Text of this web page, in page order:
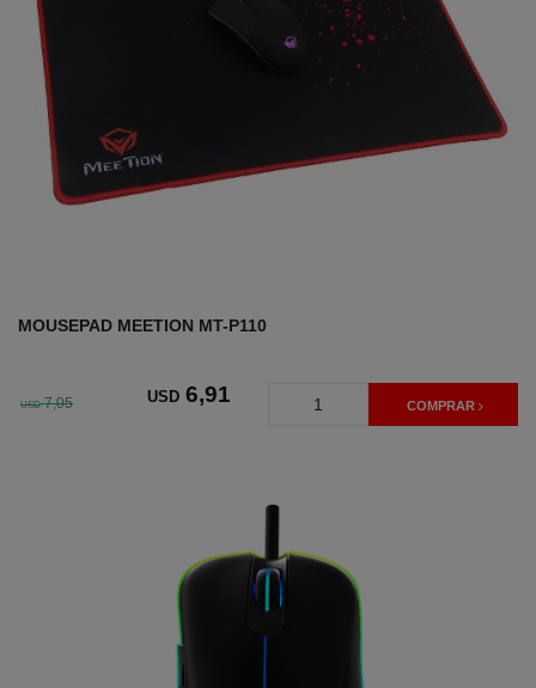
MOUSEPAD MEETION MT-P110
USD 7,05 USD 6,91 COMPRAR